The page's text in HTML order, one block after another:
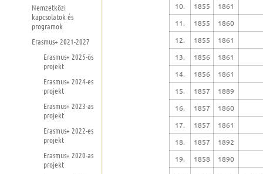
Nemzetközi
kapcsolatok és
programok
Erasmus+ 2021-2027
Erasmus+ 2025-ös
projekt
Erasmus+ 2024-es
projekt
Erasmus+ 2023-as
projekt
Erasmus+ 2022-es
projekt
Erasmus+ 2020-as
projekt
10.
1855
1861
11.
1855
1860
12.
1855
1861
13.
1856
1861
14.
1856
1861
15.
1857
1889
16.
1857
1860
17.
1857
1861
18.
1857
1892
19.
1858
1890